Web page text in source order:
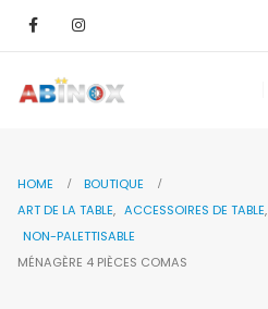
HOME
BOUTIQUE
ART DE LA TABLE, ACCESSOIRES DE TABLE,
NON-PALETTISABLE
MÉNAGÈRE 4 PIÈCES COMAS